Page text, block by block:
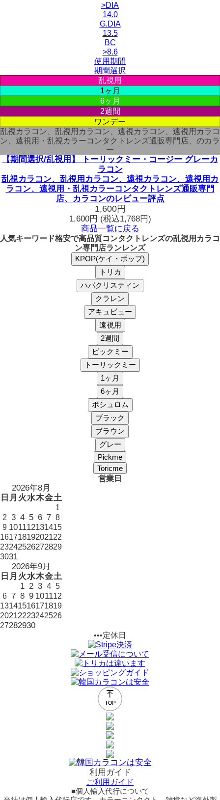
>DIA
14.0
G.DIA
13.5
BC
>8.6
使用期間
期間選択
乱視用
1ヶ月
6ヶ月
2週間
ワンデー
乱視カラコン、乱視用カラコン、遠視カラコン、遠視用カラコ
ン、遠視用・乱視カラーコンタクトレンズ通販専門店、のカラ
ー
【期間選択/乱視用】 トーリックミー・コージー グレーカ
ラコン
乱視カラコン、乱視用カラコン、遠視カラコン、遠視用カ
ラコン、遠視用・乱視カラーコンタクトレンズ通販専門
店、カラコンのレビュー評点
1,600円
1,600円 (税込1,768円)
商品一覧に戻る
人気キーワード格安で高品質コンタクトレンズの乱視用カラコ
ン専門店ランレンズ
営業日
2026年8月
日 月 火 水木金土
1
2 3 4 5 6 7 8
9 101112131415
16171819202122
23242526272829
3031
2026年9月
日 月 火 水木金土
1 2 3 4 5
6 7 8 9 101112
13141516171819
20212223242526
27282930
•••定休日
利用ガイド
ご利用ガイド
■個人輸入代行について